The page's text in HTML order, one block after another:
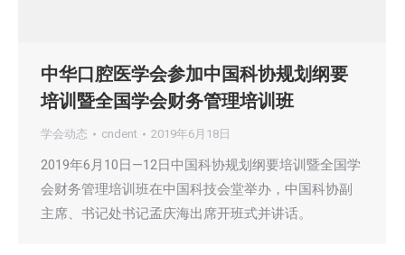
中华口腔医学会参加中国科协规划纲要
培训暨全国学会财务管理培训班
学会动态 cndent 2019年6月18日
2019年6月10日—12日中国科协规划纲要培训暨全国学
会财务管理培训班在中国科技会堂举办，中国科协副
主席、书记处书记孟庆海出席开班式并讲话。